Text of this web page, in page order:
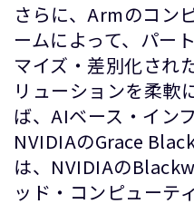
さらに、Armのコン
ームによって、パー
マイズ・差別化され
リューションを柔軟
ば、AIベース・イン
NVIDIAのGrace
は、NVIDIAの
ッド・コンピューテ